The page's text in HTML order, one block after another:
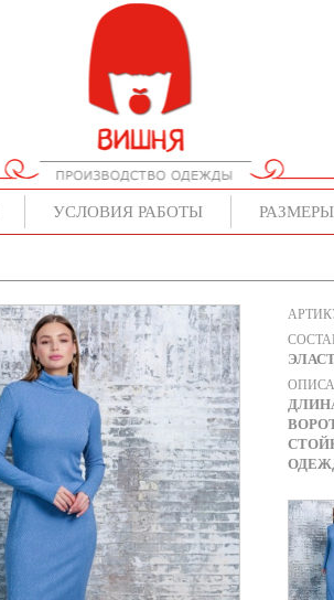
УСЛОВИЯ РАБОТЫ РАЗМЕРЫ